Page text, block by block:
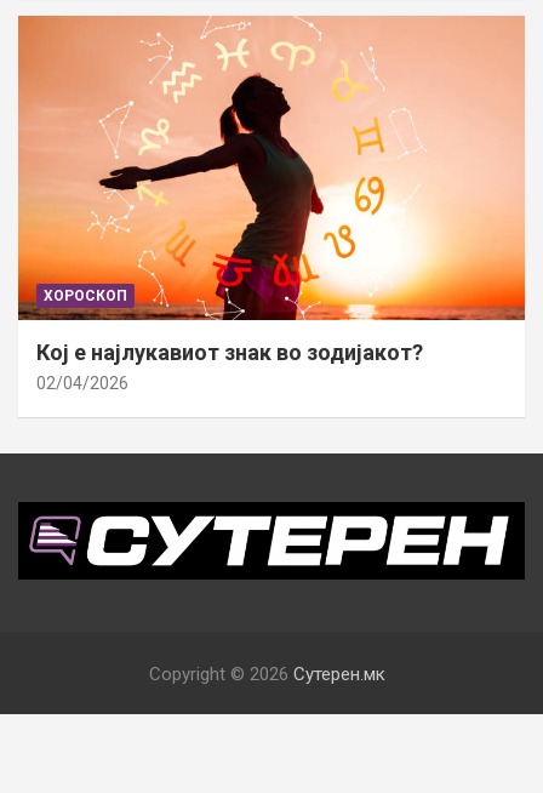
ХОРОСКОП
Кој е најлукавиот знак во зодијакот?
02/04/2026
Copyright © 2026 Сутерен.мк